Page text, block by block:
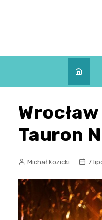
Tauron
Michał Kozicki 7